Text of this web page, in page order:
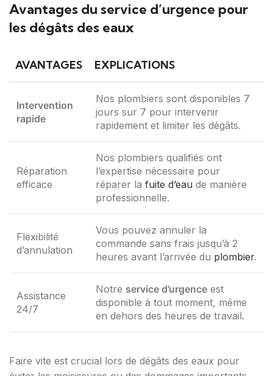
Avantages du service d’urgence pour
les dégâts des eaux
AVANTAGES EXPLICATIONS
Intervention
rapide
Nos plombiers sont disponibles 7
jours sur 7 pour intervenir
rapidement et limiter les dégâts.
Réparation
efficace
Nos plombiers qualifiés ont
l’expertise nécessaire pour
réparer la fuite d’eau de manière
professionnelle.
Flexibilité
d’annulation
Vous pouvez annuler la
commande sans frais jusqu’à 2
heures avant l’arrivée du plombier.
Assistance
24/7
Notre service d’urgence est
disponible à tout moment, même
en dehors des heures de travail.
Faire vite est crucial lors de dégâts des eaux pour